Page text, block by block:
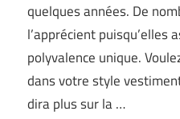
quelques années. De
l’apprécient puisqu’elles
polyvalence unique.
dans votre style
dira plus sur la …